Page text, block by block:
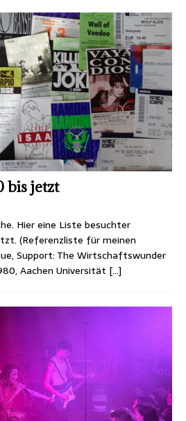
bis jetzt
Hier eine Liste besuchter
(Referenzliste für meinen
Support: The Wirtschaftswunder
Aachen Universität […]